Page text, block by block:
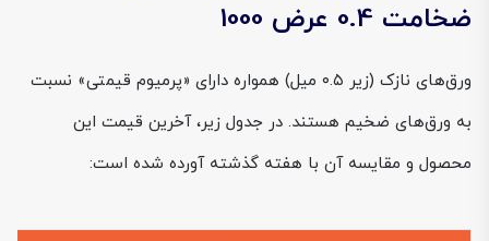
ضخامت 0.4 عرض 1000
ورق‌های نازک (زیر ۰.۵ میل) همواره دارای «پرمیوم قیمتی» نسبت
به ورق‌های ضخیم هستند. در جدول زیر، آخرین قیمت این
محصول و مقایسه آن با هفته گذشته آورده شده است: